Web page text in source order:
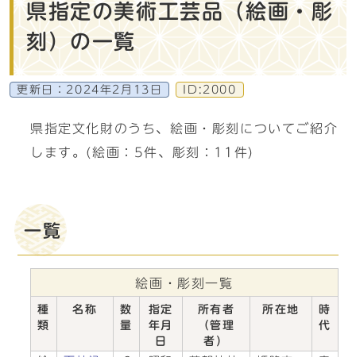
県指定の美術工芸品（絵画・彫
刻）の一覧
更新日： 2024年2月13日 ID:2000
県指定文化財のうち、絵画・彫刻についてご紹介
します。(絵画：5件、彫刻：11件)
一覧
絵画・彫刻一覧
種
類
名称
数
量
指定
年月
日
所有者
（管理
者）
所在地
時
代